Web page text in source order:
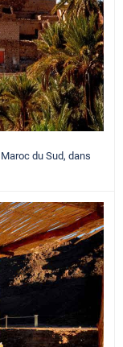
du Sud, dans